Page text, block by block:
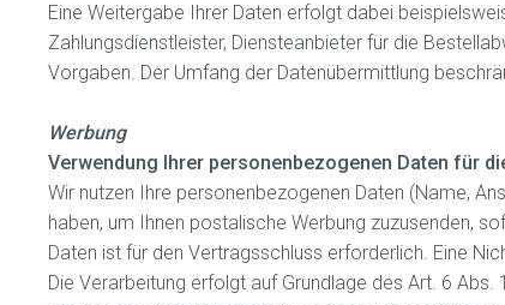
Eine Weitergabe Ihrer Daten erfolgt dabei
Zahlungsdienstleister, Diensteanbieter für die
Vorgaben. Der Umfang der Datenübermittlung
Werbung
Verwendung Ihrer personenbezogenen Daten für
Wir nutzen Ihre personenbezogenen Daten (Name,
haben, um Ihnen postalische Werbung zuzusenden,
Daten ist für den Vertragsschluss erforderlich. Eine
Die Verarbeitung erfolgt auf Grundlage des Art. 6